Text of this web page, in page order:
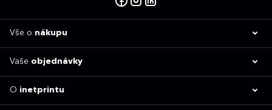
Vše o nákupu
Vaše objednávky
O inetprintu